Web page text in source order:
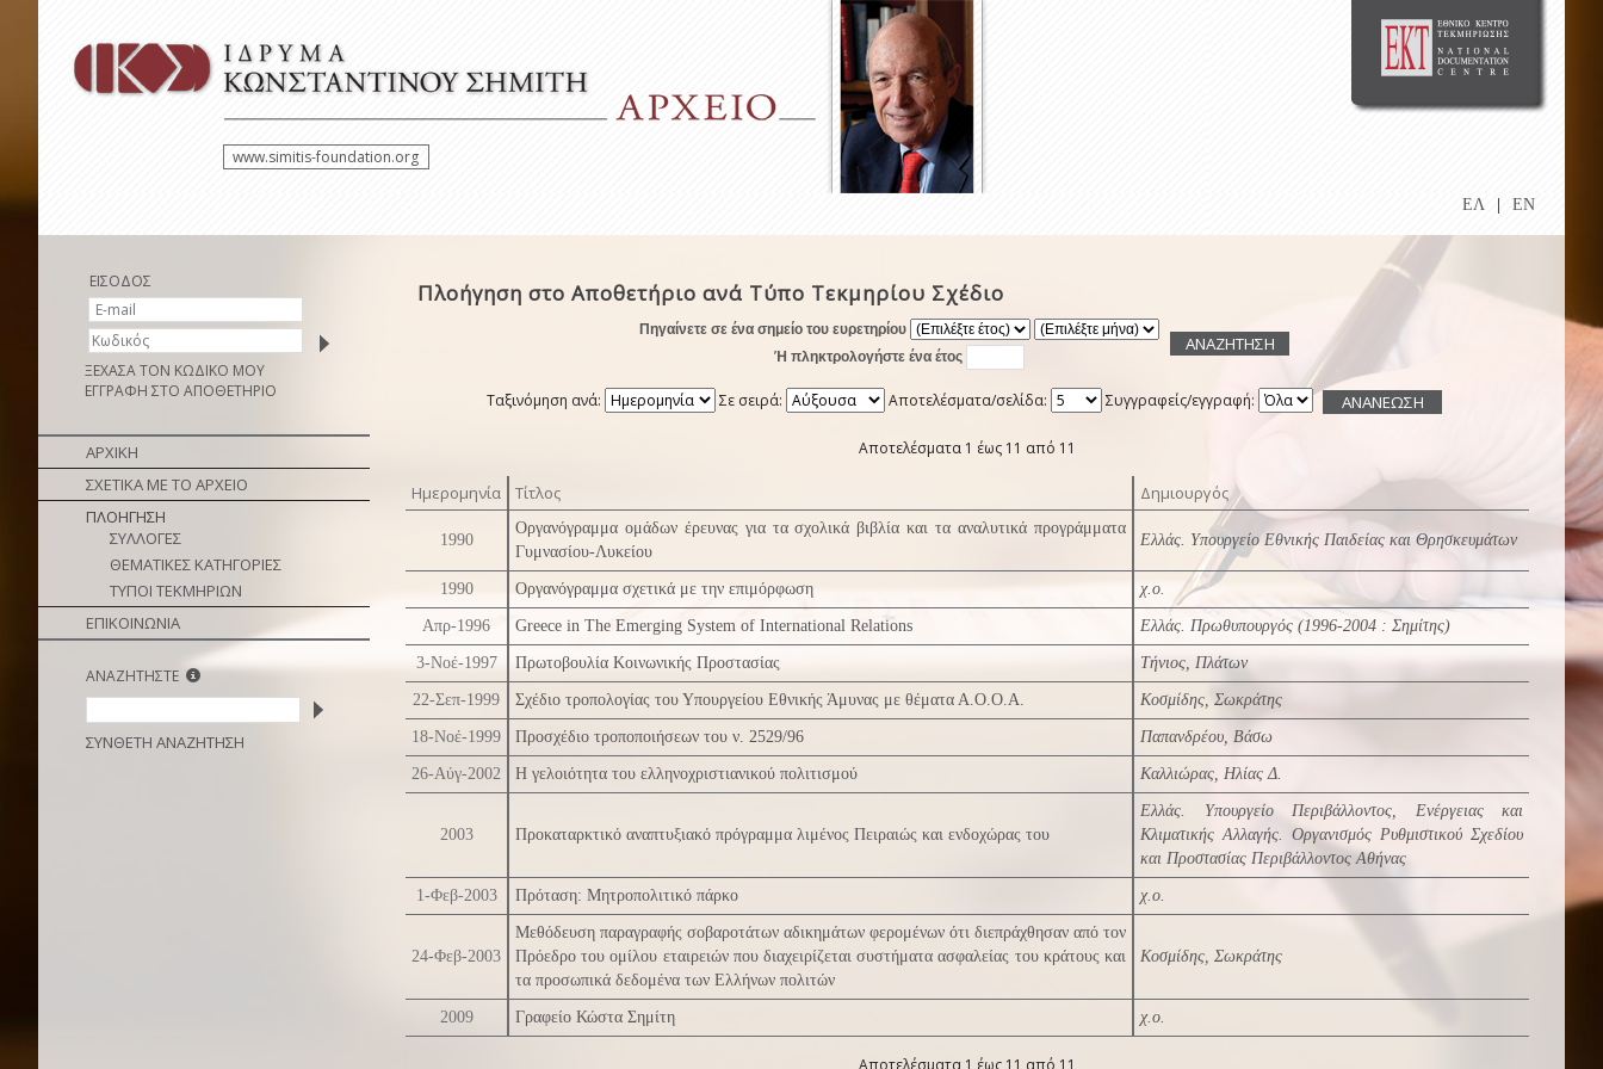
www.simitis-foundation.org
ΕΛ EN
ΕΙΣΟΔΟΣ
ΞΕΧΑΣΑ ΤΟΝ ΚΩΔΙΚΟ ΜΟΥ
ΕΓΓΡΑΦΗ ΣΤΟ ΑΠΟΘΕΤΗΡΙΟ
ΑΡΧΙΚΗ
ΣΧΕΤΙΚΑ ΜΕ ΤΟ ΑΡΧΕΙΟ
ΠΛΟΗΓΗΣΗ
ΣΥΛΛΟΓΕΣ
ΘΕΜΑΤΙΚΕΣ ΚΑΤΗΓΟΡΙΕΣ
ΤΥΠΟΙ ΤΕΚΜΗΡΙΩΝ
ΕΠΙΚΟΙΝΩΝΙΑ
ΑΝΑΖΗΤΗΣΤΕ
ΣΥΝΘΕΤΗ ΑΝΑΖΗΤΗΣΗ
Πλοήγηση στο Αποθετήριο ανά Τύπο Τεκμηρίου Σχέδιο
Πηγαίνετε σε ένα σημείο του ευρετηρίου
Ή πληκτρολογήστε ένα έτος
Ταξινόμηση ανά: Σε σειρά: Αποτελέσματα/σελίδα: Συγγραφείς/εγγραφή:
Αποτελέσματα 1 έως 11 από 11
Ημερομηνία Τίτλος Δημιουργός
1990
Οργανόγραμμα ομάδων έρευνας για τα σχολικά βιβλία και τα αναλυτικά προγράμματα
Γυμνασίου-Λυκείου
Ελλάς. Υπουργείο Εθνικής Παιδείας και Θρησκευμάτων
1990 Οργανόγραμμα σχετικά με την επιμόρφωση χ.ο.
Απρ-1996 Greece in The Emerging System of International Relations Ελλάς. Πρωθυπουργός (1996-2004 : Σημίτης)
3-Νοέ-1997 Πρωτοβουλία Κοινωνικής Προστασίας Τήνιος, Πλάτων
22-Σεπ-1999 Σχέδιο τροπολογίας του Υπουργείου Εθνικής Άμυνας με θέματα Α.Ο.Ο.Α. Κοσμίδης, Σωκράτης
18-Νοέ-1999 Προσχέδιο τροποποιήσεων του ν. 2529/96 Παπανδρέου, Βάσω
26-Αύγ-2002 Η γελοιότητα του ελληνοχριστιανικού πολιτισμού Καλλιώρας, Ηλίας Δ.
2003 Προκαταρκτικό αναπτυξιακό πρόγραμμα λιμένος Πειραιώς και ενδοχώρας του
Ελλάς. Υπουργείο Περιβάλλοντος, Ενέργειας και
Κλιματικής Αλλαγής. Οργανισμός Ρυθμιστικού Σχεδίου
και Προστασίας Περιβάλλοντος Αθήνας
1-Φεβ-2003 Πρόταση: Μητροπολιτικό πάρκο χ.ο.
24-Φεβ-2003
Μεθόδευση παραγραφής σοβαροτάτων αδικημάτων φερομένων ότι διεπράχθησαν από τον
Πρόεδρο του ομίλου εταιρειών που διαχειρίζεται συστήματα ασφαλείας του κράτους και
τα προσωπικά δεδομένα των Ελλήνων πολιτών
Κοσμίδης, Σωκράτης
2009 Γραφείο Κώστα Σημίτη χ.ο.
Αποτελέσματα 1 έως 11 από 11